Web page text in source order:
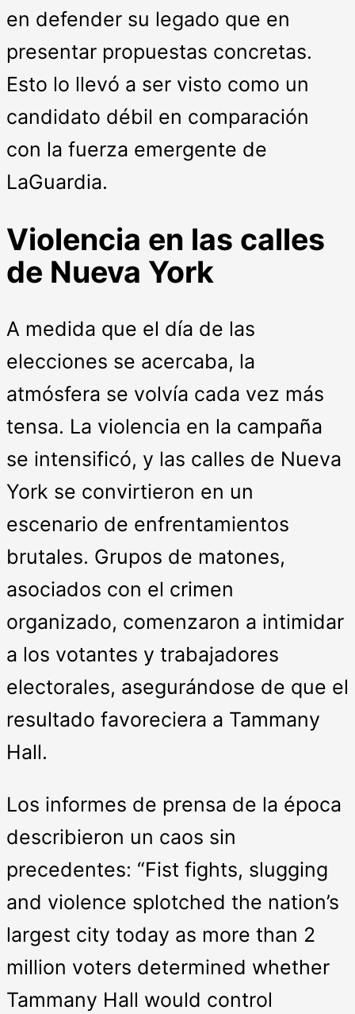
en defender su legado que en
presentar propuestas concretas.
Esto lo llevó a ser visto como un
candidato débil en comparación
con la fuerza emergente de
LaGuardia.
Violencia en las calles
de Nueva York
A medida que el día de las
elecciones se acercaba, la
atmósfera se volvía cada vez más
tensa. La violencia en la campaña
se intensificó, y las calles de Nueva
York se convirtieron en un
escenario de enfrentamientos
brutales. Grupos de matones,
asociados con el crimen
organizado, comenzaron a intimidar
a los votantes y trabajadores
electorales, asegurándose de que el
resultado favoreciera a Tammany
Hall.
Los informes de prensa de la época
describieron un caos sin
precedentes: “Fist fights, slugging
and violence splotched the nation’s
largest city today as more than 2
million voters determined whether
Tammany Hall would control